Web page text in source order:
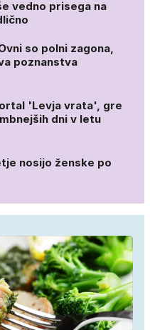
vedno prisega na
so polni zagona,
poznanstva
'Levja vrata', gre
dni v letu
nosijo ženske po